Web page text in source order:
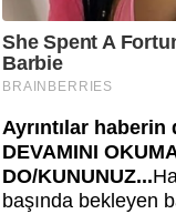
Ayrıntılar haberin
DEVAMINI
DO/KUNUNUZ...
başında bekleyen